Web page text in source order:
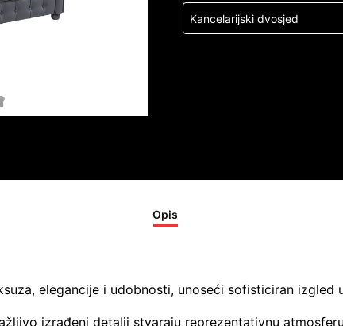
Kancelarijski dvosjed
Opis
elegancije i udobnosti, unoseći sofisticiran izgled
izrađeni detalji stvaraju reprezentativnu